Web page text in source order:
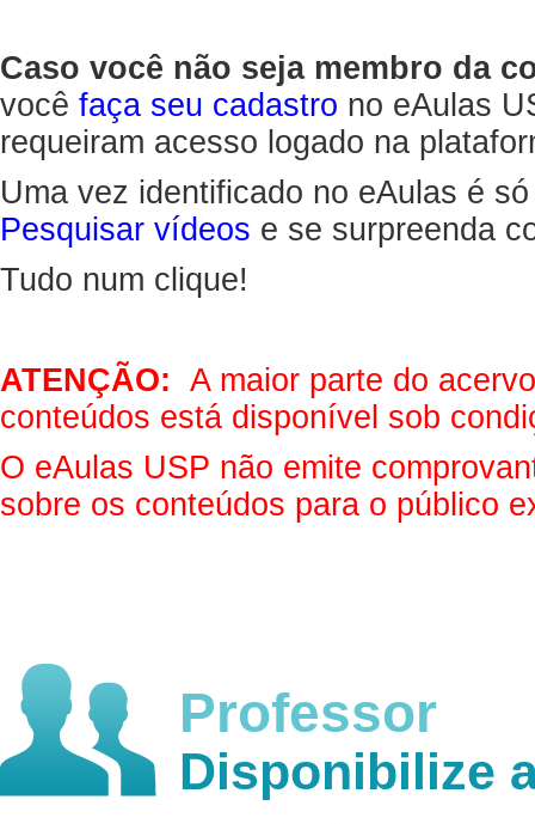
Caso você não seja membro da
você faça seu cadastro no eAulas
requeiram acesso logado na
Uma vez identificado no eAulas é
Pesquisar vídeos e se surpreenda
Tudo num clique!
ATENÇÃO: A maior parte do
conteúdos está disponível sob
O eAulas USP não emite
sobre os conteúdos para o público
Professor
Disponibilize